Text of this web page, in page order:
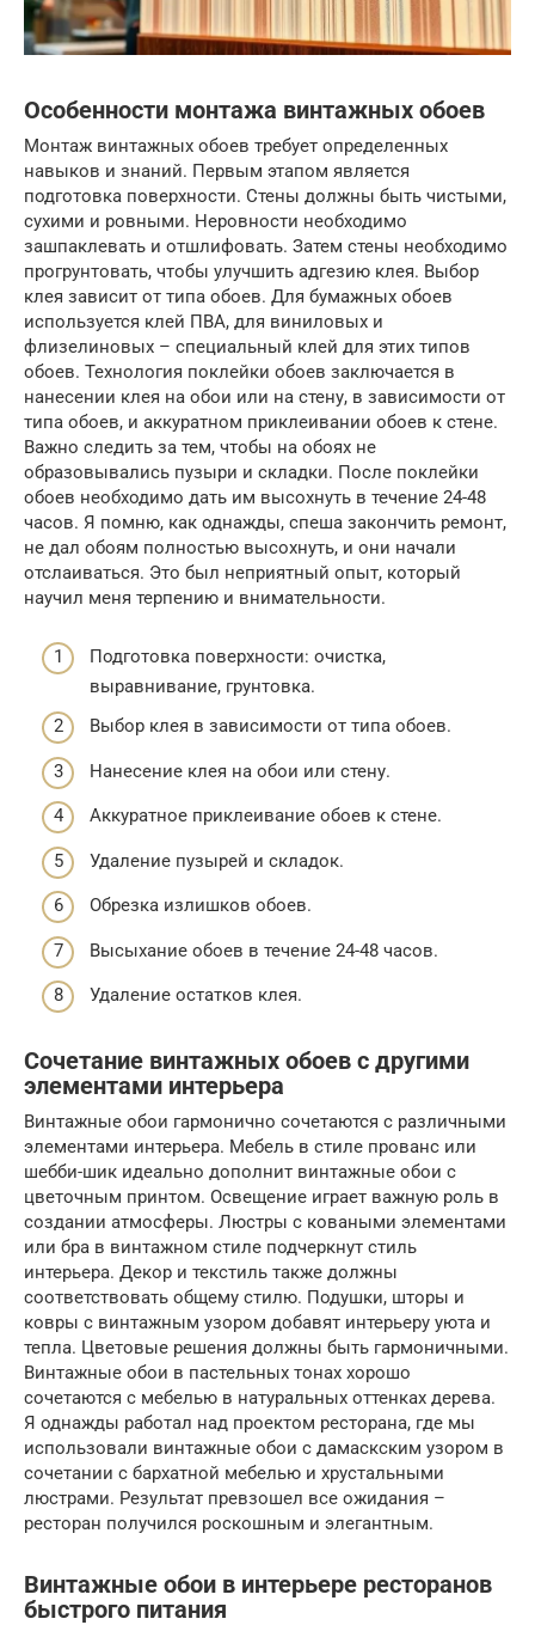
Особенности монтажа винтажных обоев
Монтаж винтажных обоев требует определенных
навыков и знаний. Первым этапом является
подготовка поверхности. Стены должны быть чистыми,
сухими и ровными. Неровности необходимо
зашпаклевать и отшлифовать. Затем стены необходимо
прогрунтовать, чтобы улучшить адгезию клея. Выбор
клея зависит от типа обоев. Для бумажных обоев
используется клей ПВА, для виниловых и
флизелиновых – специальный клей для этих типов
обоев. Технология поклейки обоев заключается в
нанесении клея на обои или на стену, в зависимости от
типа обоев, и аккуратном приклеивании обоев к стене.
Важно следить за тем, чтобы на обоях не
образовывались пузыри и складки. После поклейки
обоев необходимо дать им высохнуть в течение 24-48
часов. Я помню, как однажды, спеша закончить ремонт,
не дал обоям полностью высохнуть, и они начали
отслаиваться. Это был неприятный опыт, который
научил меня терпению и внимательности.
Подготовка поверхности: очистка,
выравнивание, грунтовка.
Выбор клея в зависимости от типа обоев.
Нанесение клея на обои или стену.
Аккуратное приклеивание обоев к стене.
Удаление пузырей и складок.
Обрезка излишков обоев.
Высыхание обоев в течение 24-48 часов.
Удаление остатков клея.
Сочетание винтажных обоев с другими
элементами интерьера
Винтажные обои гармонично сочетаются с различными
элементами интерьера. Мебель в стиле прованс или
шебби-шик идеально дополнит винтажные обои с
цветочным принтом. Освещение играет важную роль в
создании атмосферы. Люстры с коваными элементами
или бра в винтажном стиле подчеркнут стиль
интерьера. Декор и текстиль также должны
соответствовать общему стилю. Подушки, шторы и
ковры с винтажным узором добавят интерьеру уюта и
тепла. Цветовые решения должны быть гармоничными.
Винтажные обои в пастельных тонах хорошо
сочетаются с мебелью в натуральных оттенках дерева.
Я однажды работал над проектом ресторана, где мы
использовали винтажные обои с дамаскским узором в
сочетании с бархатной мебелью и хрустальными
люстрами. Результат превзошел все ожидания –
ресторан получился роскошным и элегантным.
Винтажные обои в интерьере ресторанов
быстрого питания